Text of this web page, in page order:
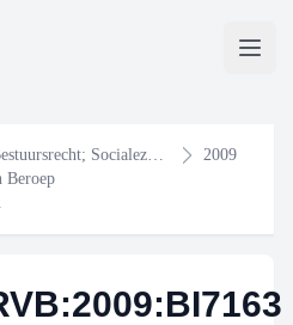
Bestuursrecht; Socialezekerheidsrecht
2009
Beroep